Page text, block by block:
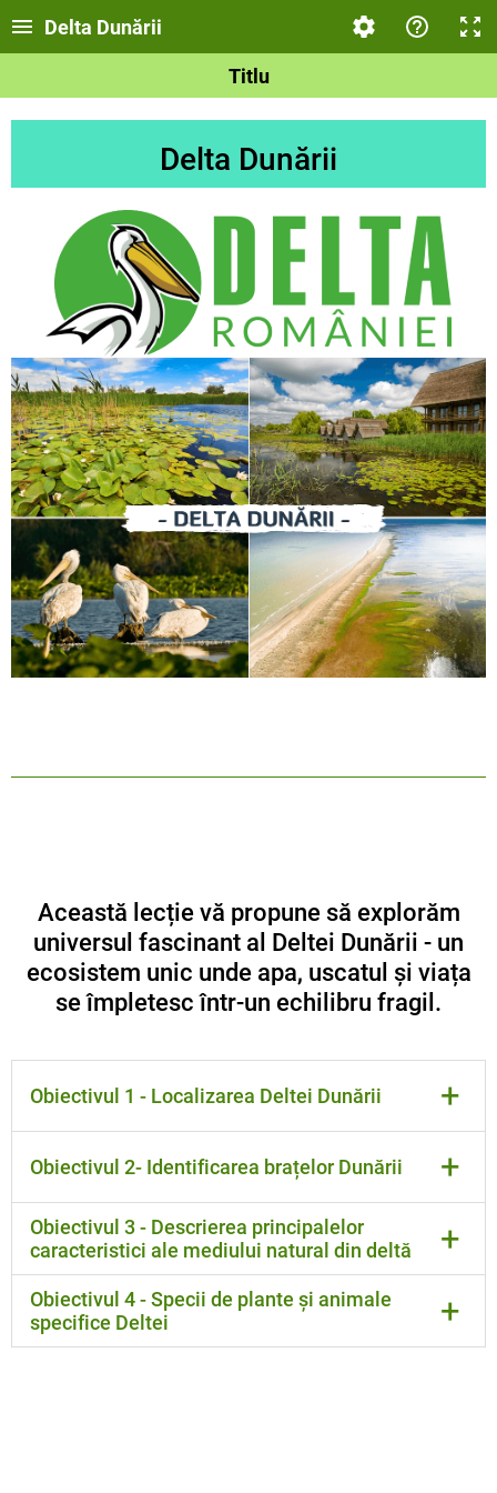
Delta Dunării
Titlu
Delta Dunării
Această lecție vă propune să explorăm
universul fascinant al Deltei Dunării - un
ecosistem unic unde apa, uscatul și viața
se împletesc într-un echilibru fragil.
Obiectivul 1 - Localizarea Deltei Dunării +
Parcurgând lecția vei putea să localizezi pe harta
României și a Europei Delta Dunării
Obiectivul 2- Identificarea brațelor Dunării +
Vei putea să recunoști pe hartă cele trei brațe ale
Dunării
Obiectivul 3 - Descrierea principalelor
caracteristici ale mediului natural din deltă
+
Vei putea descrie formațiuni ca grind, canal,
Obiectivul 4 - Specii de plante și animale
specifice Deltei
+